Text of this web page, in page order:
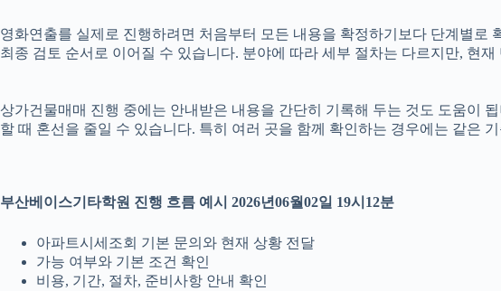
영화연출를 실제로 진행하려면 처음부터 모든 내용을 확정하기보다 단계별로
최종 검토 순서로 이어질 수 있습니다. 분야에 따라 세부 절차는 다르지만, 현
상가건물매매 진행 중에는 안내받은 내용을 간단히 기록해 두는 것도 도움이
할 때 혼선을 줄일 수 있습니다. 특히 여러 곳을 함께 확인하는 경우에는 같은
부산베이스기타학원 진행 흐름 예시 2026년06월02일 19시12분
아파트시세조회 기본 문의와 현재 상황 전달
가능 여부와 기본 조건 확인
비용, 기간, 절차, 준비사항 안내 확인